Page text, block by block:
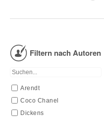
Filtern nach Autoren
Arendt
Coco Chanel
Dickens